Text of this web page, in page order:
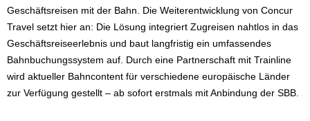
Geschäftsreisen mit der Bahn. Die Weiterentwicklung von Concur
Travel setzt hier an: Die Lösung integriert Zugreisen nahtlos in das
Geschäftsreiseerlebnis und baut langfristig ein umfassendes
Bahnbuchungssystem auf. Durch eine Partnerschaft mit Trainline
wird aktueller Bahncontent für verschiedene europäische Länder
zur Verfügung gestellt – ab sofort erstmals mit Anbindung der SBB.